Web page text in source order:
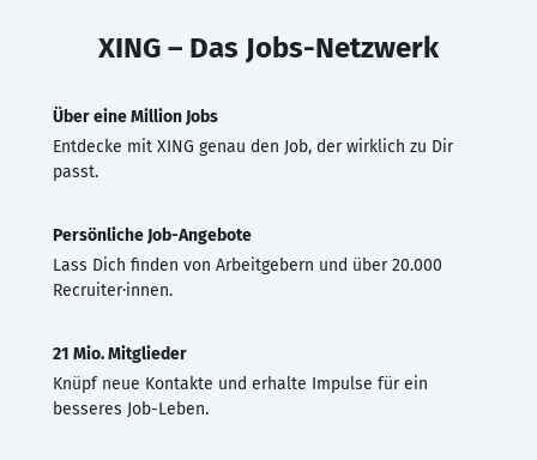
XING – Das Jobs-Netzwerk
Über eine Million Jobs
Entdecke mit XING genau den Job, der wirklich zu Dir
passt.
Persönliche Job-Angebote
Lass Dich finden von Arbeitgebern und über 20.000
Recruiter·innen.
21 Mio. Mitglieder
Knüpf neue Kontakte und erhalte Impulse für ein
besseres Job-Leben.